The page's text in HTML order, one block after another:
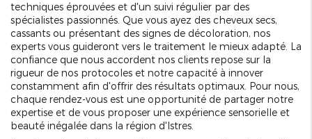
techniques éprouvées et d'un suivi régulier par des
spécialistes passionnés. Que vous ayez des cheveux secs,
cassants ou présentant des signes de décoloration, nos
experts vous guideront vers le traitement le mieux adapté. La
confiance que nous accordent nos clients repose sur la
rigueur de nos protocoles et notre capacité à innover
constamment afin d'offrir des résultats optimaux. Pour nous,
chaque rendez-vous est une opportunité de partager notre
expertise et de vous proposer une expérience sensorielle et
beauté inégalée dans la région d'Istres.